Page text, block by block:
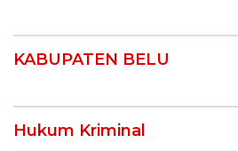
KABUPATEN BELU
Hukum Kriminal